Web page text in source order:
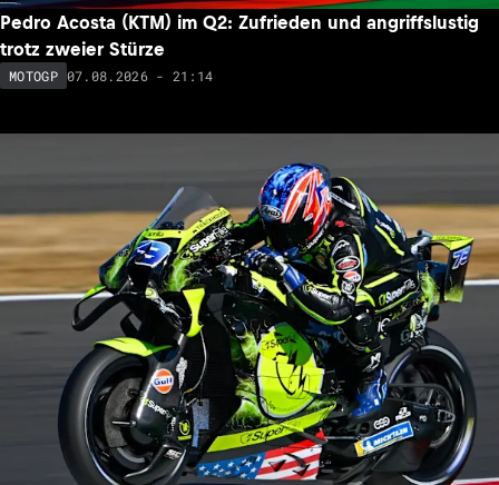
Pedro Acosta (KTM) im Q2: Zufrieden und angriffslustig
trotz zweier Stürze
MOTOGP 07.08.2026 - 21:14